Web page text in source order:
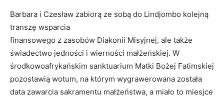
Barbara i Czesław zabiorą ze sobą do Lindjombo kolejną
transzę wsparcia
finansowego z zasobów Diakonii Misyjnej, ale także
świadectwo jedności i wierności małżeńskiej. W
środkowoafrykańskim sanktuarium Matki Bożej Fatimskiej
pozostawią wotum, na którym wygrawerowana została
data zawarcia sakramentu małżeństwa, a miało to miesjce